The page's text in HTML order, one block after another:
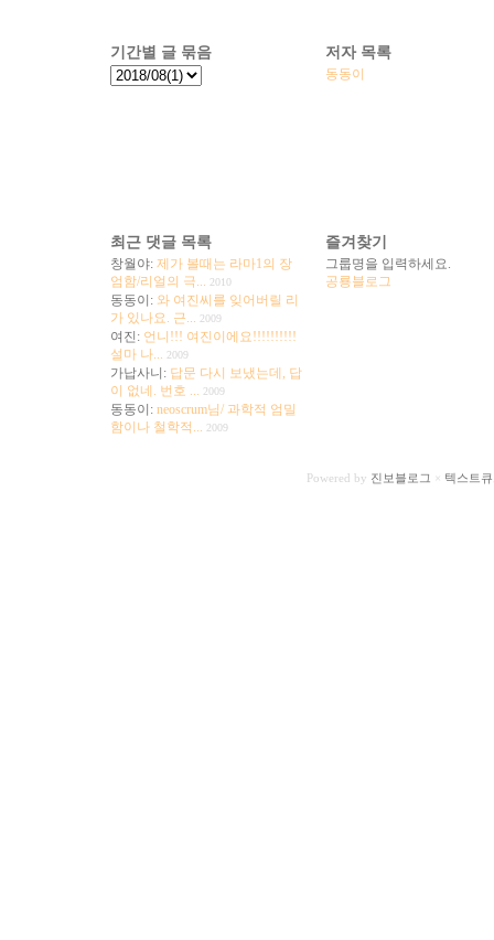
기간별 글 묶음 저자 목록
동동이
최근 댓글 목록
창월야 제가 볼때는 라마1의 장
엄함/리얼의 극... 2010
동동이
와 여진씨를 잊어버릴 리
가 있나요. 근... 2009
여진
언니!!! 여진이에요!!!!!!!!!!
설마 나... 2009
가납사니
답문 다시 보냈는데, 답
이 없네. 번호 ... 2009
동동이
neoscrum님/ 과학적 엄밀
함이나 철학적... 2009
즐겨찾기
그룹명을 입력하세요.
공룡블로그
Powered by 진보블로그 × 텍스트